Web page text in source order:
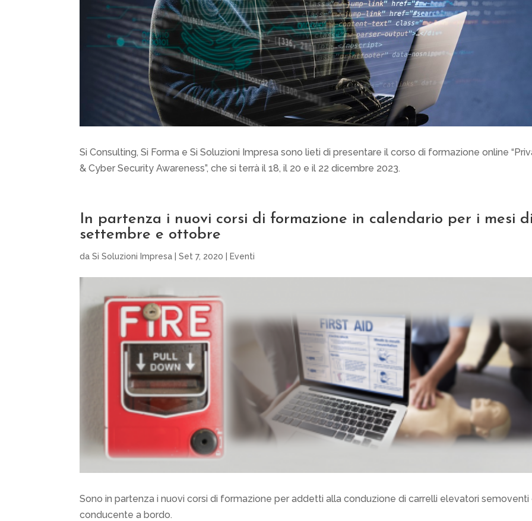
Si Consulting, Si Forma e Si Soluzioni Impresa sono lieti di presentare il corso di formazione online
& Cyber Security Awareness”, che si terrà il 18, il 20 e il 22 dicembre 2023.
In partenza i nuovi corsi di formazione in calendario per i mesi
settembre e ottobre
daSi Soluzioni Impresa |Set 7, 2020 |Eventi
Sono in partenza i nuovi corsi di formazione per addetti alla conduzione di carrelli elevatori semoventi
conducente a bordo.